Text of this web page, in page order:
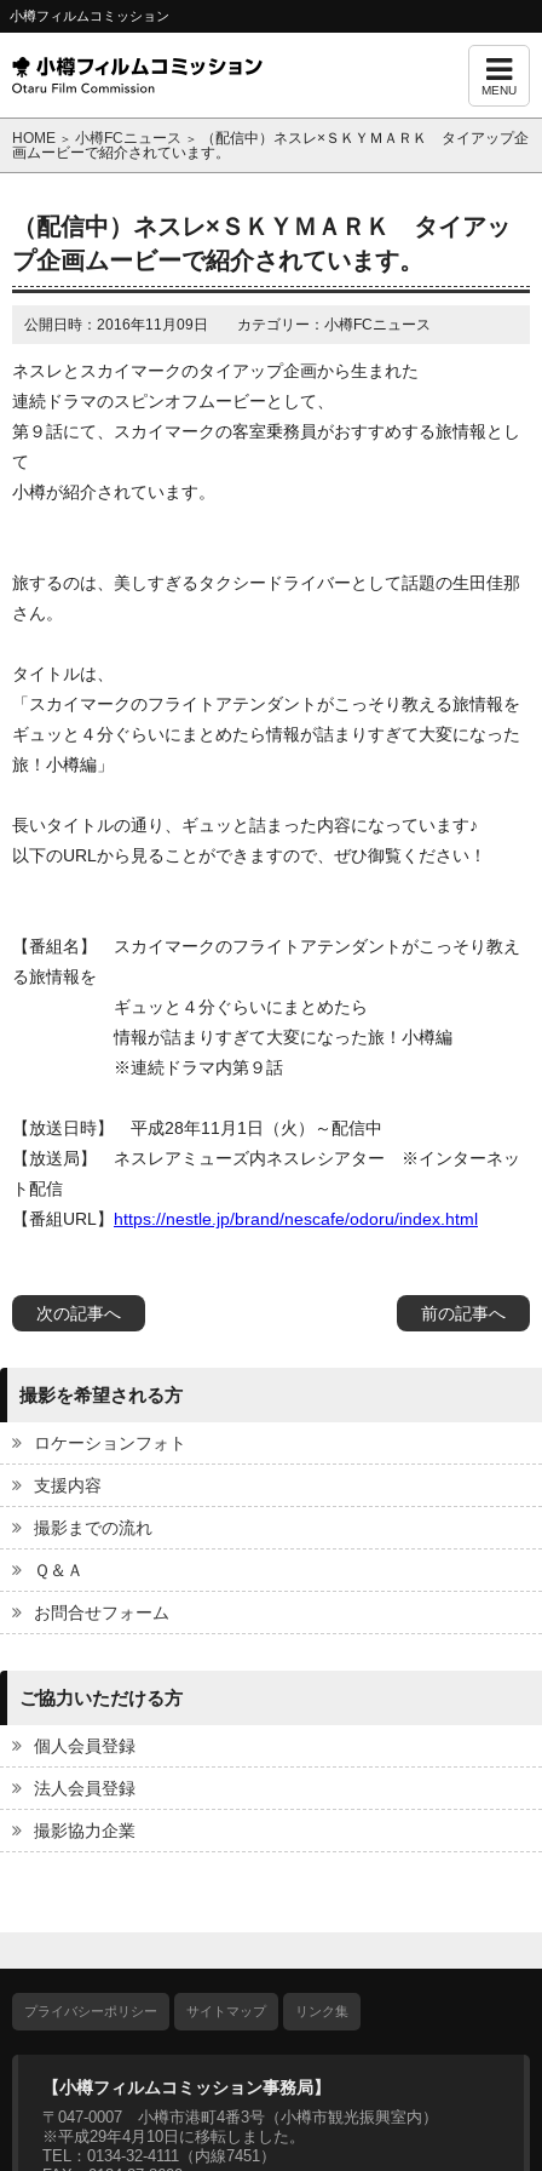
小樽フィルムコミッション
MENU
HOME ＞ 小樽FCニュース ＞
（配信中）ネスレ×ＳＫＹＭＡＲＫ タイアップ企
画ムービーで紹介されています。
（配信中）ネスレ×ＳＫＹＭＡＲＫ タイアッ
プ企画ムービーで紹介されています。
公開日時：2016年11月09日 カテゴリー：小樽FCニュース
ネスレとスカイマークのタイアップ企画から生まれた
連続ドラマのスピンオフムービーとして、
第９話にて、スカイマークの客室乗務員がおすすめする旅情報とし
て
小樽が紹介されています。
旅するのは、美しすぎるタクシードライバーとして話題の生田佳那
さん。
タイトルは、
「スカイマークのフライトアテンダントがこっそり教える旅情報を
ギュッと４分ぐらいにまとめたら情報が詰まりすぎて大変になった
旅！小樽編」
長いタイトルの通り、ギュッと詰まった内容になっています♪
以下のURLから見ることができますので、ぜひ御覧ください！
【番組名】 スカイマークのフライトアテンダントがこっそり教え
る旅情報を
ギュッと４分ぐらいにまとめたら
情報が詰まりすぎて大変になった旅！小樽編
※連続ドラマ内第９話
【放送日時】 平成28年11月1日（火）～配信中
【放送局】 ネスレアミューズ内ネスレシアター ※インターネッ
ト配信
【番組URL】 https://nestle.jp/brand/nescafe/odoru/index.html
前の記事へ
次の記事へ
撮影を希望される方
ロケーションフォト
支援内容
撮影までの流れ
Ｑ＆Ａ
お問合せフォーム
ご協力いただける方
個人会員登録
法人会員登録
撮影協力企業
プライバシーポリシー サイトマップ リンク集
【小樽フィルムコミッション事務局】
〒047-0007 小樽市港町4番3号（小樽市観光振興室内）
※平成29年4月10日に移転しました。
TEL：0134-32-4111（内線7451）